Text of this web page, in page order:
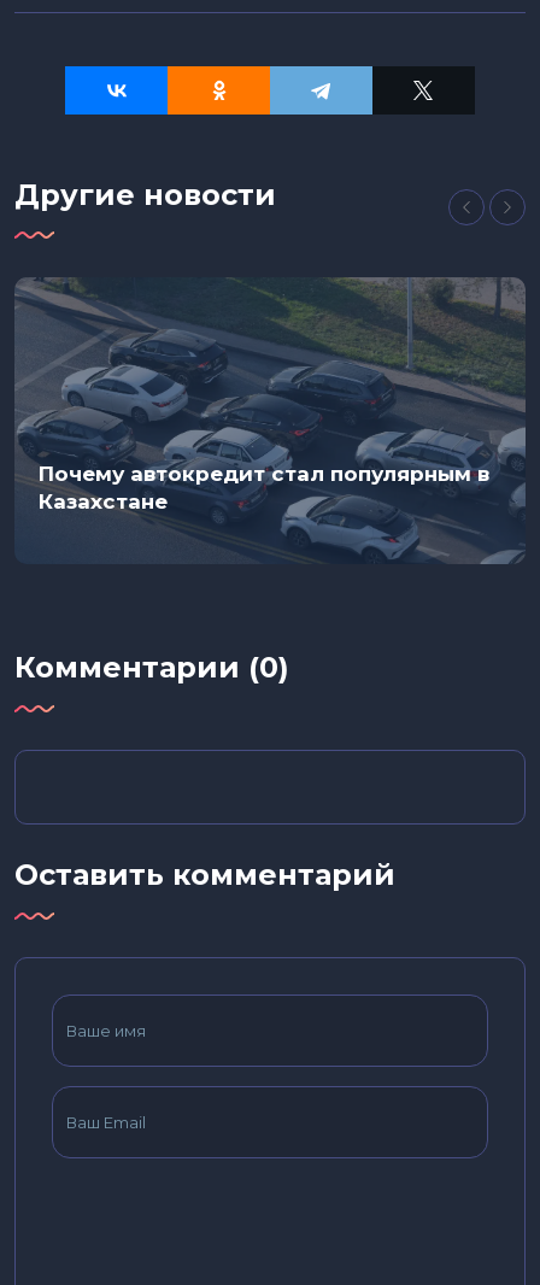
Другие новости
Почему автокредит стал популярным в
Казахстане
Комментарии (0)
Оставить комментарий